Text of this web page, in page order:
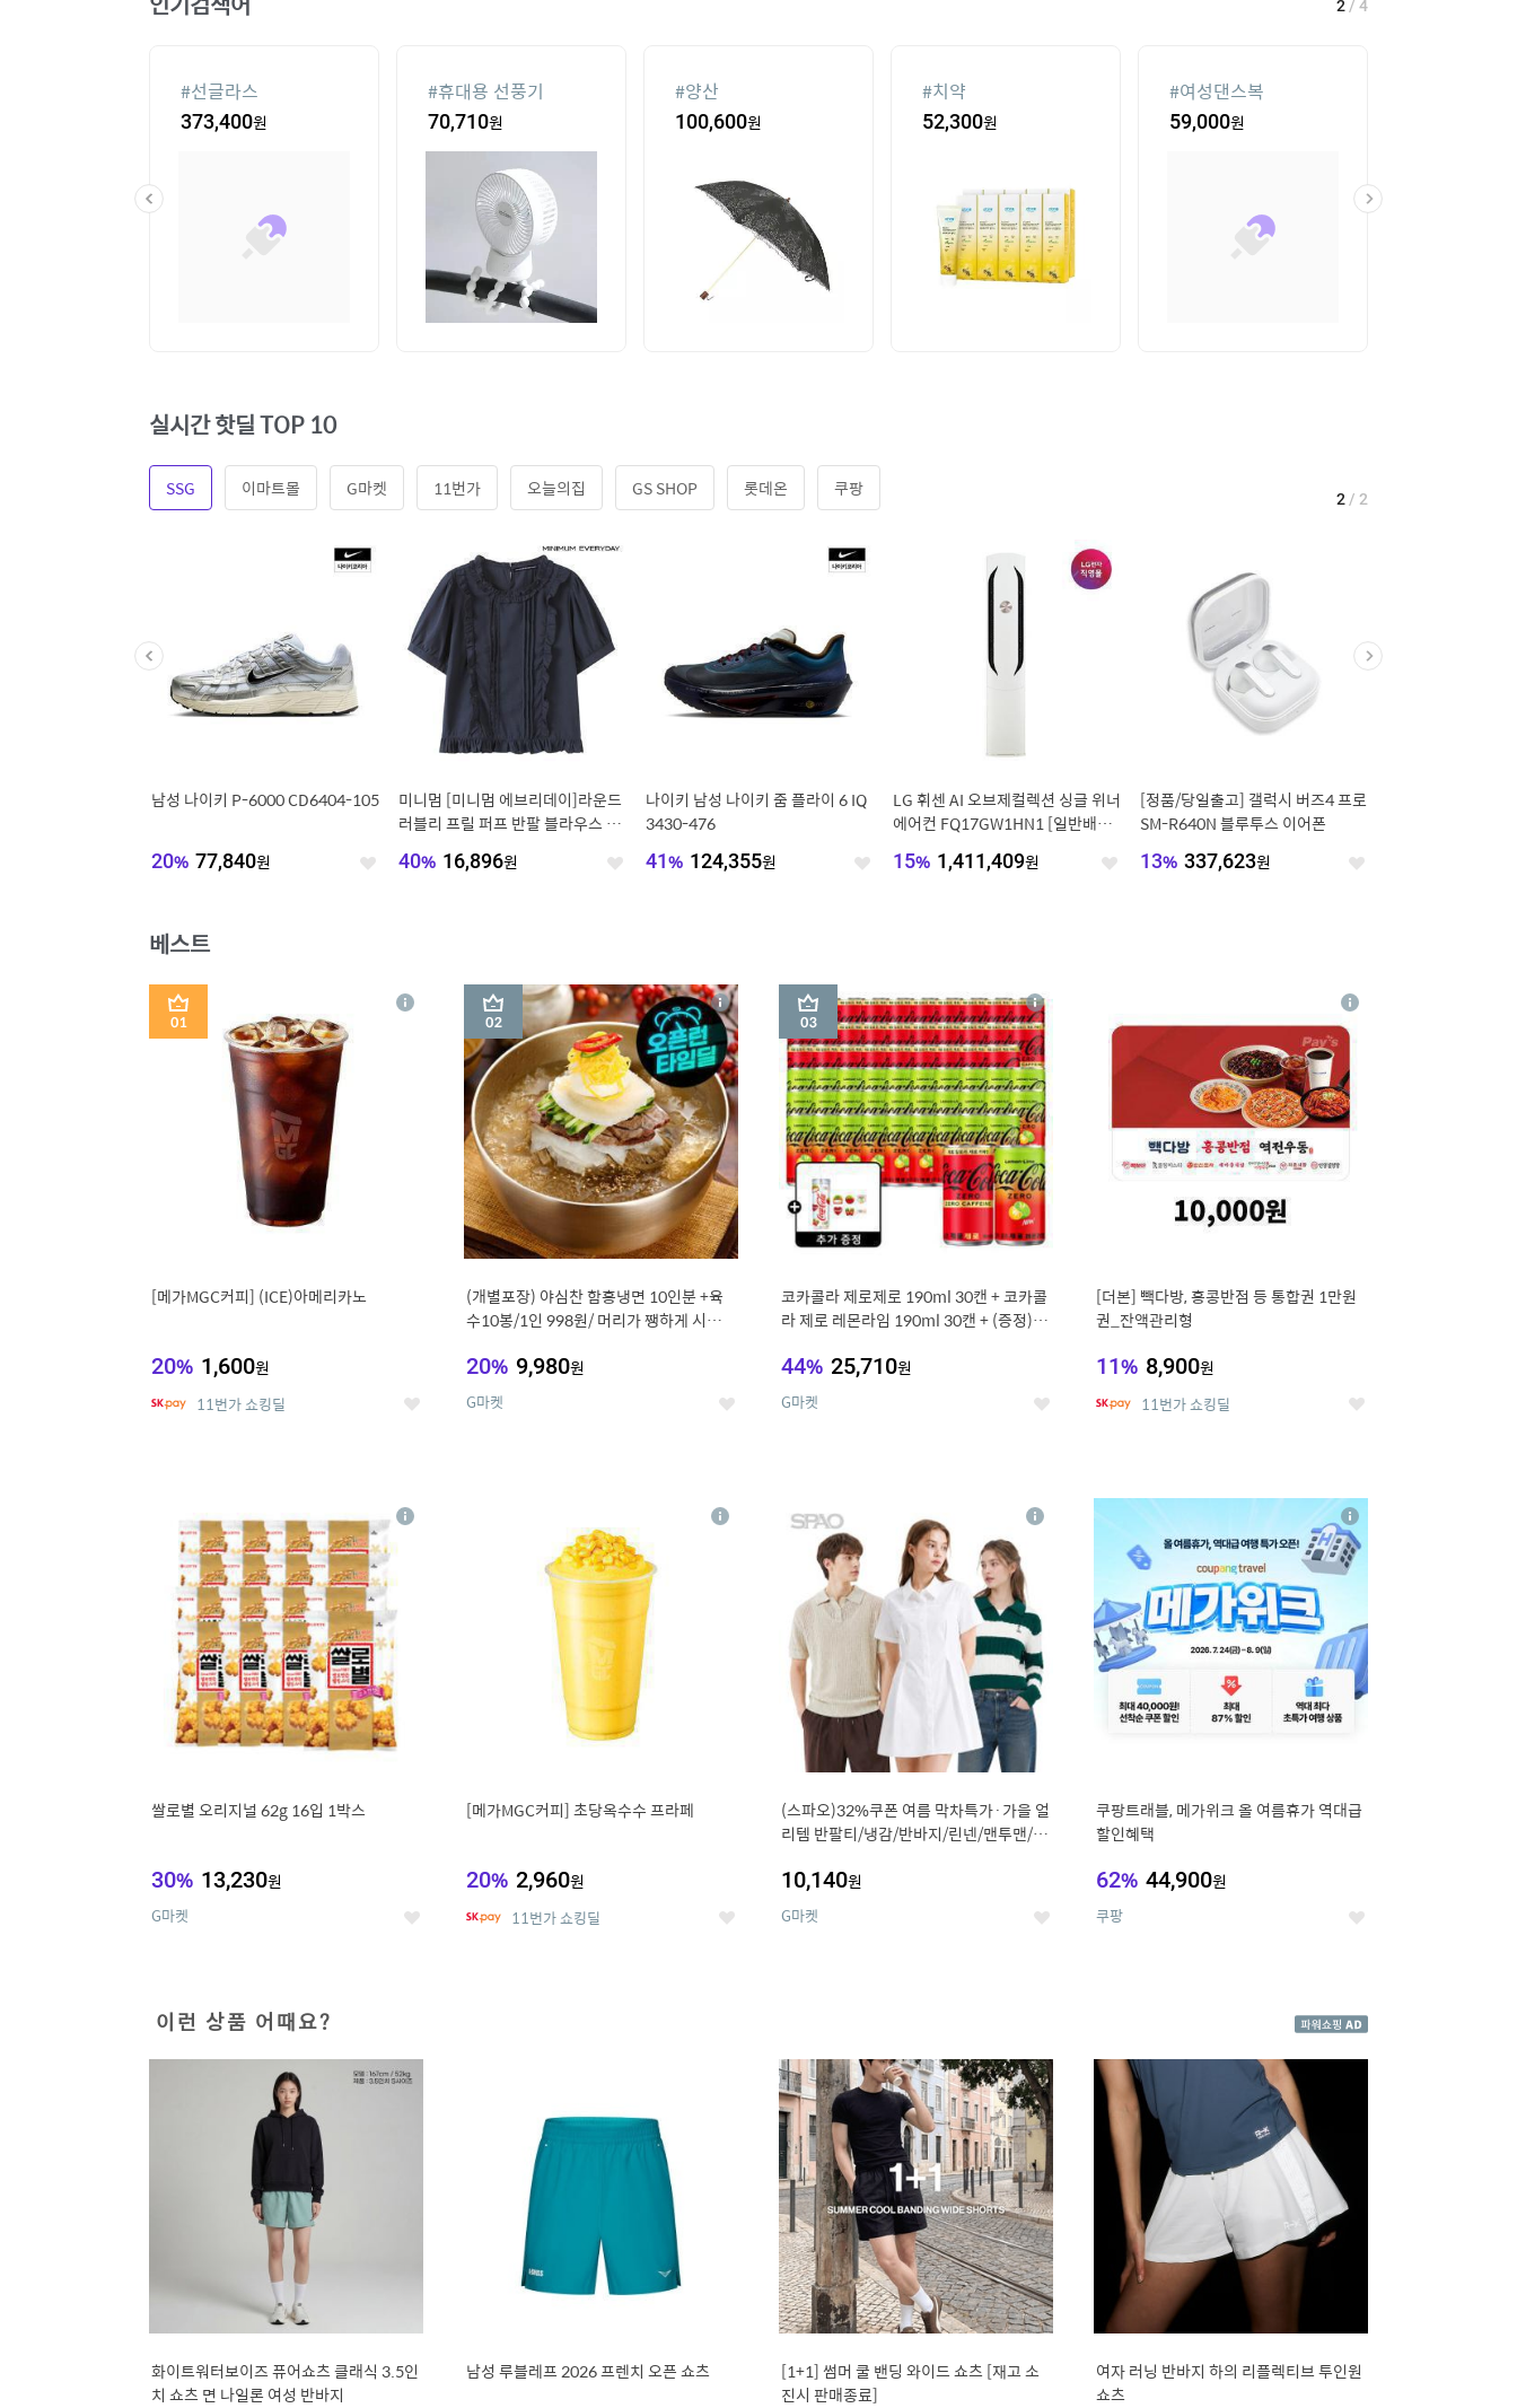
#선글라스
373,400원
#휴대용 선풍기
70,710원
#양산
100,600원
#치약
52,300원
#여성댄스복
59,000원
2 / 4
실시간 핫딜 TOP 10
SSG 이마트몰 G마켓 11번가 오늘의집 GS SHOP 롯데온 쿠팡
남성 나이키 P-6000 CD6404-105
20% 77,840원 좋
미니멈 [미니멈 에브리데이]라운드
러블리 프릴 퍼프 반팔 블라우스 (E
40% 16,896원 좋
나이키 남성 나이키 줌 플라이 6 IQ
3430-476
41% 124,355원 좋
LG 휘센 AI 오브제컬렉션 싱글 위너
에어컨 FQ17GW1HN1 [일반배관]
(1시리즈)
15% 1,411,409원 좋
[정품/당일출고] 갤럭시 버즈4 프로
SM-R640N 블루투스 이어폰
13% 337,623원 좋
2 / 2
베스트
1
[메가MGC커피] (ICE)아메리카노
20% 1,600원
11번가 쇼킹딜 좋
상
2
(개별포장) 야심찬 함흥냉면 10인분 +육
수10봉/1인 998원/ 머리가 쨍하게 시원한
20% 9,980원
G마켓 좋
상
세
3
코카콜라 제로제로 190ml 30캔 + 코카콜
라 제로 레몬라임 190ml 30캔 + (증정) 콜
44% 25,710원
G마켓 좋
상
세
[더본] 빽다방, 홍콩반점 등 통합권 1만원
권_잔액관리형
11% 8,900원
11번가 쇼킹딜 좋
상
세
쌀로별 오리지널 62g 16입 1박스
30% 13,230원
G마켓 좋
상
[메가MGC커피] 초당옥수수 프라페
20% 2,960원
11번가 쇼킹딜 좋
상
(스파오)32%쿠폰 여름 막차특가·가을 얼
리템 반팔티/냉감/반바지/린넨/맨투맨/슬
10,140원
G마켓 좋
상
8
쿠팡트래블, 메가위크 올 여름휴가 역대급
할인혜택
62% 44,900원
쿠팡 좋
상
세
이런 상품 어때요?
화이트워터보이즈 퓨어쇼츠 클래식 3.5인
치 쇼츠 면 나일론 여성 반바지
남성 루블레프 2026 프렌치 오픈 쇼츠
[1+1] 썸머 쿨 밴딩 와이드 쇼츠 [재고 소
진시 판매종료]
여자 러닝 반바지 하의 리플렉티브 투인원
쇼츠